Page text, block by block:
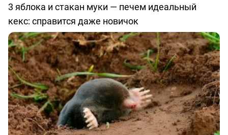
3 яблока и стакан муки — печем идеальный
кекс: справится даже новичок